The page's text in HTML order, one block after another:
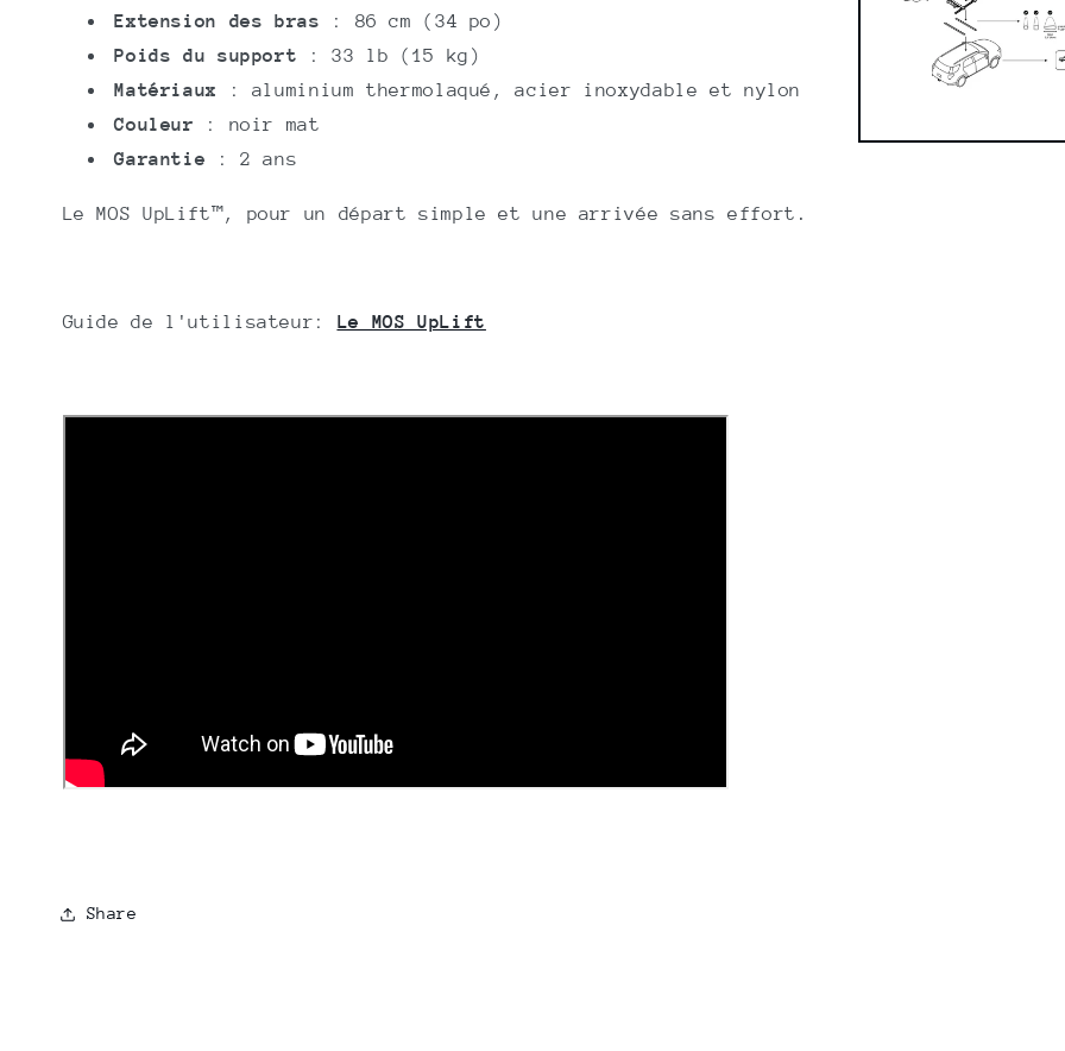
Open
Extension des bras : 86 cm (34 po)
Poids du support : 33 lb (15 kg)
Matériaux
: aluminium thermolaqué, acier inoxydable et nylon
Couleur : noir mat
Garantie : 2 ans
Le MOS UpLift™, pour un départ simple et une arrivée sans effort.
Guide de l'utilisateur: Le MOS UpLift
Share